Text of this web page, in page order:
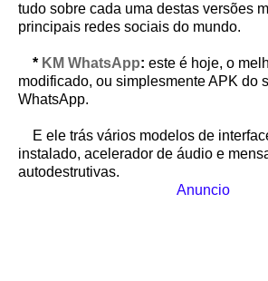
tudo sobre cada uma destas versões
principais redes sociais do mundo.
* KM WhatsApp: este é hoje, o
modificado, ou simplesmente APK do
WhatsApp.
E ele trás vários modelos de
instalado, acelerador de áudio e
autodestrutivas.
Anuncio